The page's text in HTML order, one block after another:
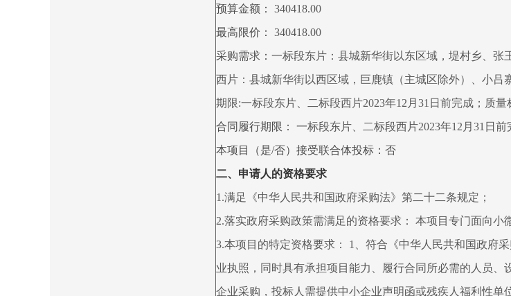
预算金额：
340418.00
最高限价：
340418.00
采购需求： 一标段东片：县城新华街以东区域，堤村乡、张
西片：县城新华街以西区域，巨鹿镇（主城区除外）、小吕
期限:一标段东片、二标段西片2023年12月31日前完成；质量
合同履行期限：
一标段东片、二标段西片2023年12月31日前
本项目（是/否）接受联合体投标： 否
二、申请人的资格要求
1.满足《中华人民共和国政府采购法》第二十二条规定；
2.落实政府采购政策需满足的资格要求： 本项目专门面向小
3.本项目的特定资格要求： 1、符合《中华人民共和国政府
业执照，同时具有承担项目能力、履行合同所必需的人员、
企业采购，投标人需提供中小企业声明函或残疾人福利性单